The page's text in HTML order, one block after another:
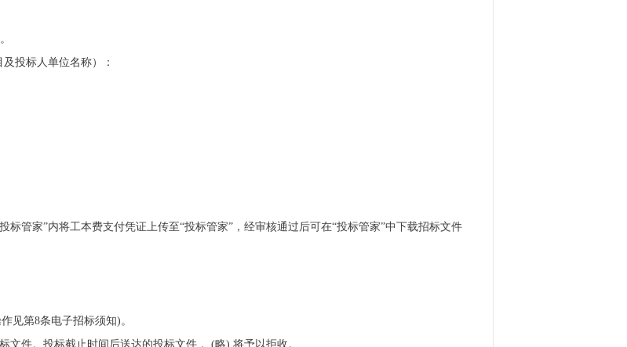
投标人单位名称）：
标管家”内将工本费支付凭证上传至“投标管家”，经审核通过后可在“投标管家”中下载招标文件
见第8条电子招标须知)。
件。投标截止时间后送达的投标文件， (略) 将予以拒收。